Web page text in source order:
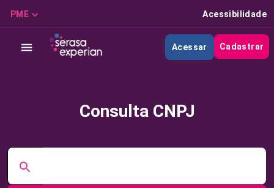
PME Acessibilidade
Acessar Cadastrar
Consulta CNPJ